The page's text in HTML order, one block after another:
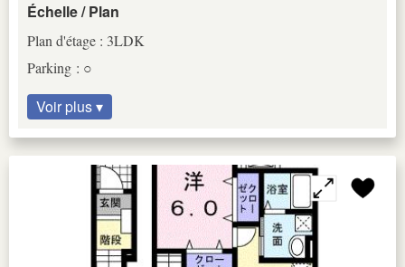
Échelle / Plan
Plan d'étage : 3LDK
Parking : ○
Voir plus ▾